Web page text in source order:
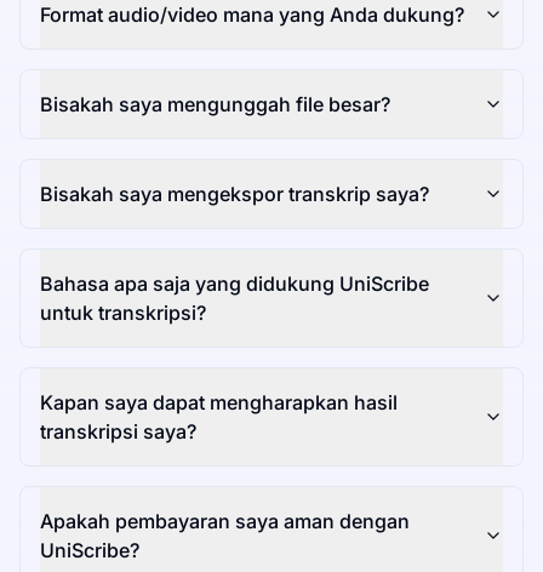
Format audio/video mana yang Anda dukung?
Bisakah saya mengunggah file besar?
Bisakah saya mengekspor transkrip saya?
Bahasa apa saja yang didukung UniScribe
untuk transkripsi?
Kapan saya dapat mengharapkan hasil
transkripsi saya?
Apakah pembayaran saya aman dengan
UniScribe?